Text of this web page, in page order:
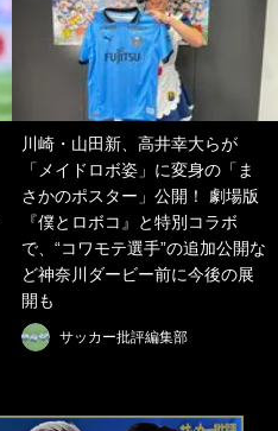
川崎・山田新、高井幸大らが
「メイドロボ姿」に変身の「ま
さかのポスター」公開！ 劇場版
『僕とロボコ』と特別コラボ
で、“コワモテ選手”の追加公開な
ど神奈川ダービー前に今後の展
開も
サッカー批評編集部